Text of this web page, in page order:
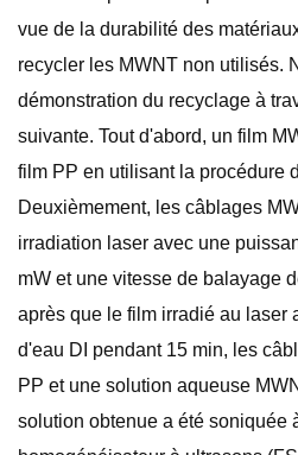
vue de la durabilité des
recycler les MWNT non utilisés.
démonstration du recyclage à
suivante. Tout d'abord, un film
film PP en utilisant la procédure
Deuxièmement, les câblages
irradiation laser avec une
mW et une vitesse de balayage
après que le film irradié au laser
d'eau DI pendant 15 min, les
PP et une solution aqueuse
solution obtenue a été soniquée